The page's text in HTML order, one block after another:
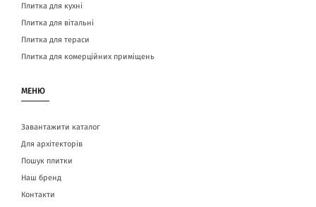
Плитка для кухні
Плитка для вітальні
Плитка для тераси
Плитка для комерційних приміщень
МЕНЮ
Завантажити каталог
Для архітекторів
Пошук плитки
Наш бренд
Контакти